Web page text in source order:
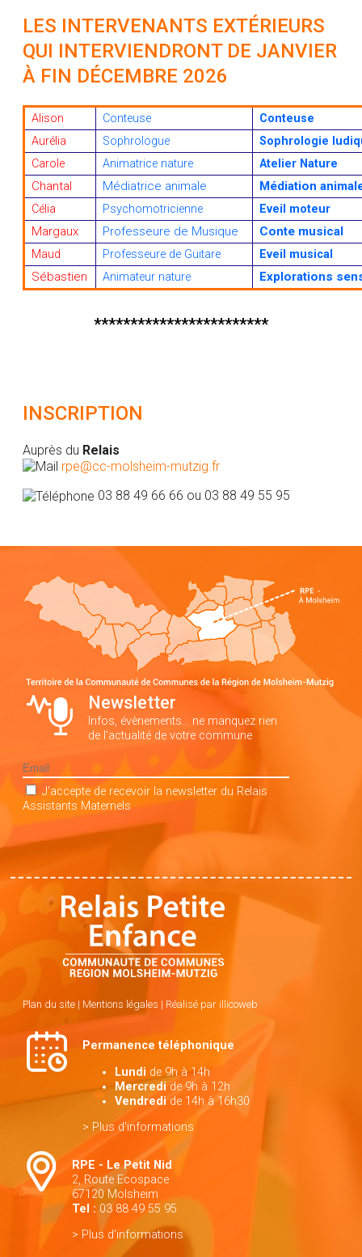
LES INTERVENANTS EXTÉRIEURS
QUI INTERVIENDRONT DE JANVIER
À FIN DÉCEMBRE 2026
Alison Conteuse
Conteuse
Aurélia
Sophrologue
Sophrologie
Carole
Animatrice nature Atelier Nature
Chantal Médiatrice animale Médiation
Célia Psychomotricienne Eveil moteur
Margaux Professeure de Musique Conte musical
Maud Professeure de Guitare Eveil musical
Sébastien Animateur nature Explorations
************************
INSCRIPTION
Auprès du Relais
rpe@cc-molsheim-mutzig.fr
03 88 49 66 66 ou 03 88 49 55 95
Newsletter
Infos, évènements… ne manquez rien
de l'actualité de votre commune
J'accepte de recevoir la newsletter du Relais
Assistants Maternels
Plan du site | Mentions légales | Réalisé par illicoweb
Permanence téléphonique
Lundi de 9h à 14h
Mercredi de 9h à 12h
Vendredi de 14h à 16h30
> Plus d'informations
RPE - Le Petit Nid
2, Route Ecospace
67120 Molsheim
Tel :03 88 49 55 95
> Plus d'informations